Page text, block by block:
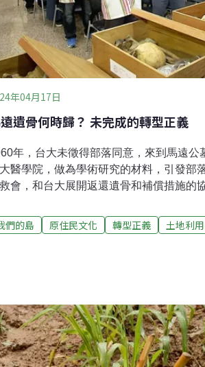
年04月17日
遺骨何時歸？ 未完成的轉型正義
年，台大未徵得部落同意，來到馬遠公
醫學院，做為學術研究的材料，引發部
會，和台大展開返還遺骨和補償措施的
式，散布在各地的族人回到馬遠村，這
。大約90年前，原本居住在南投丹大溪
台大醫學院，做為學術研究的材料。一
，親自去看，很驚訝真的看到一個一個
們的島 原住民文化 轉型正義 土地利用